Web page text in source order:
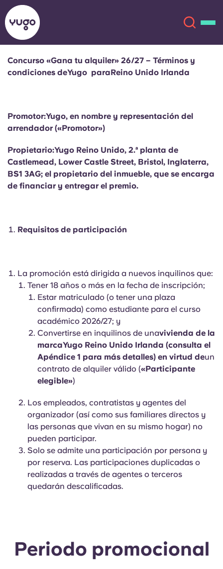
Acerca de
English (GB)
Chinese
Español
Català
Deutsch
French
Portuguese
Elige un país
Elige una residencia
Iniciar sesión
Reserva ahora
English (GB)
Chinese
Català Deutsch
Italian French
Concurso «Gana tu alquiler» 26/27 – Términos y
condiciones deYugo paraReino Unido Irlanda
Promotor:Yugo, en nombre y representación del
arrendador («Promotor»)
Propietario:Yugo Reino Unido, 2.ª planta de
Castlemead, Lower Castle Street, Bristol, Inglaterra,
BS1 3AG; el propietario del inmueble, que se encarga
de financiar y entregar el premio.
Requisitos de participación
La promoción está dirigida a nuevos inquilinos que:
Tener 18 años o más en la fecha de inscripción;
Estar matriculado (o tener una plaza
confirmada) como estudiante para el curso
académico 2026/27; y
Convertirse en inquilinos de unavivienda de la
marcaYugo Reino Unido Irlanda (consulta el
Apéndice 1 para más detalles) en virtud deun
contrato de alquiler válido («Participante
elegible»)
Los empleados, contratistas y agentes del
organizador (así como sus familiares directos y
las personas que vivan en su mismo hogar) no
pueden participar.
Solo se admite una participación por persona y
por reserva. Las participaciones duplicadas o
realizadas a través de agentes o terceros
quedarán descalificadas.
Periodo promocional